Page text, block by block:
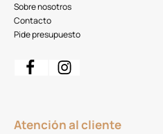
Sobre nosotros
Contacto
Pide presupuesto
Atención al cliente